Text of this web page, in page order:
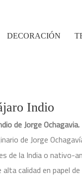
DECORACIÓN
Indio
de Jorge Ochagavia.
de Jorge
de la India o nativo-
alta calidad en papel